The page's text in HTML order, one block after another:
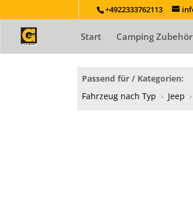
+4922333762113
Start Camping Zubehör
Passend für / Kategorien:
Fahrzeug nach Typ › Jeep ›